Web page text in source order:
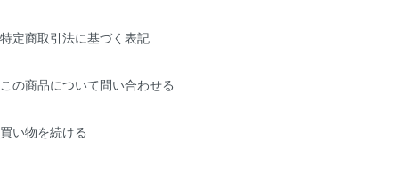
特定商取引法に基づく表記
この商品について問い合わせる
買い物を続ける